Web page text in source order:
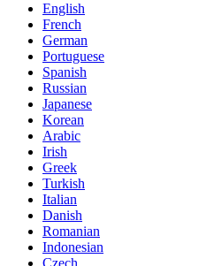
English
French
German
Portuguese
Spanish
Russian
Japanese
Korean
Arabic
Irish
Greek
Turkish
Italian
Danish
Romanian
Indonesian